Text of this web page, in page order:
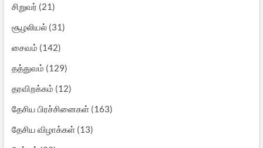
சிறுவர் (21)
சூழலியல்(31)
சைவம் (142)
தத்துவம் (129)
தரவிறக்கம் (12)
தேசிய பிரச்சினைகள்(163)
தேசிய விழாக்கள்(13)